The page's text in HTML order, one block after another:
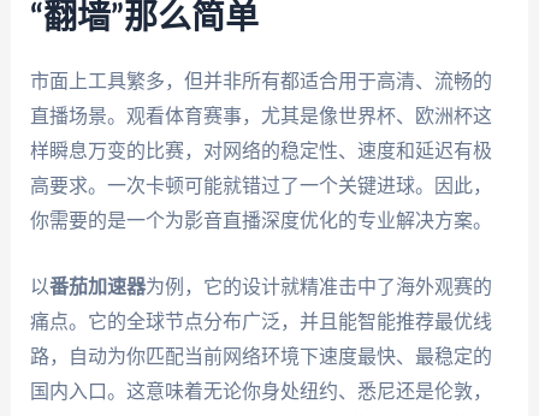
“翻墙”那么简单
市面上工具繁多，但并非所有都适合用于高清、流畅的
直播场景。观看体育赛事，尤其是像世界杯、欧洲杯这
样瞬息万变的比赛，对网络的稳定性、速度和延迟有极
高要求。一次卡顿可能就错过了一个关键进球。因此，
你需要的是一个为影音直播深度优化的专业解决方案。
以番茄加速器为例，它的设计就精准击中了海外观赛的
痛点。它的全球节点分布广泛，并且能智能推荐最优线
路，自动为你匹配当前网络环境下速度最快、最稳定的
国内入口。这意味着无论你身处纽约、悉尼还是伦敦，